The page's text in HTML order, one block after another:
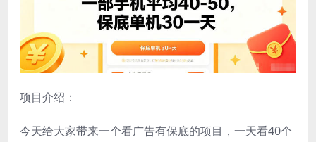
项目介绍：
今天给大家带来一个看广告有保底的项目，一天看40个